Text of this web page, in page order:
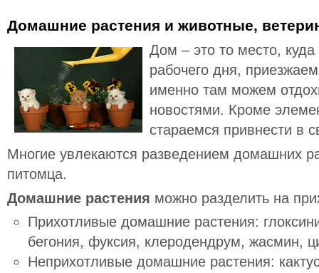
Домашние растения и животные,
Дом – это то место,
рабочего дня,
именно там можем
новостями. Кроме
стараемся привнести в
Многие увлекаются разведением домашних
питомца.
Домашние растения можно разделить на
Прихотливыедомашние растения:
бегония, фуксия, клеродендрум, жасмин,
Неприхотливые домашние растения: